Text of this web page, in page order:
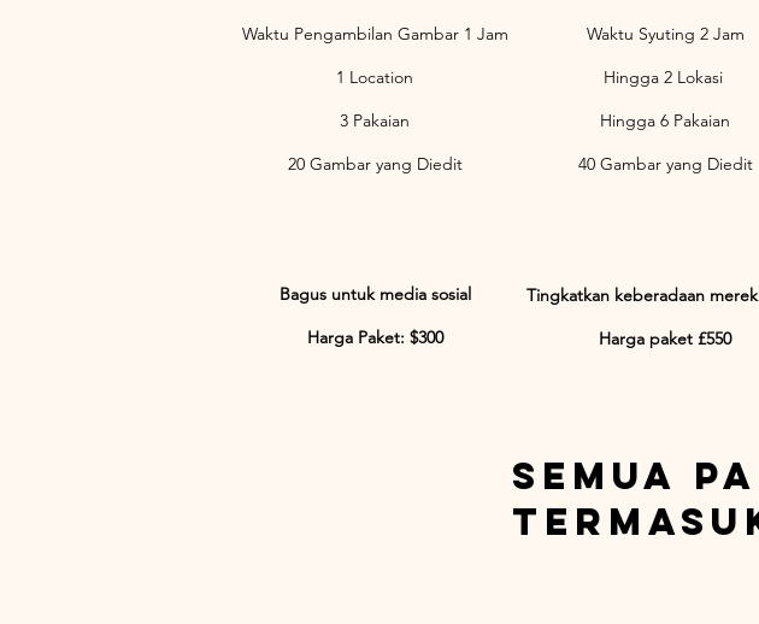
Waktu Pengambilan Gambar 1 Jam
1 Location
3 Pakaian
20 Gambar yang Diedit
Bagus untuk media sosial
Harga Paket: $300
Waktu Syuting 2 Jam
Hingga 2 Lokasi
Hingga 6 Pakaian
40 Gambar yang Diedit
Tingkatkan keberadaan
Harga paket £550
Semua